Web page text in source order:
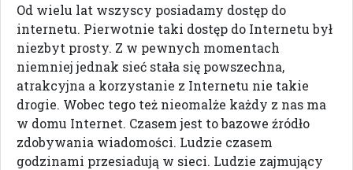
Od wielu lat wszyscy posiadamy dostęp do
internetu. Pierwotnie taki dostęp do Internetu był
niezbyt prosty. Z w pewnych momentach
niemniej jednak sieć stała się powszechna,
atrakcyjna a korzystanie z Internetu nie takie
drogie. Wobec tego też nieomalże każdy z nas ma
w domu Internet. Czasem jest to bazowe źródło
zdobywania wiadomości. Ludzie czasem
godzinami przesiadują w sieci. Ludzie zajmujący